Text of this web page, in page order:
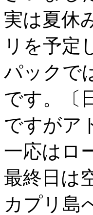
実は夏休
リを予定
パックで
です。〔
ですがア
一応はロ
最終日は
カプリ島